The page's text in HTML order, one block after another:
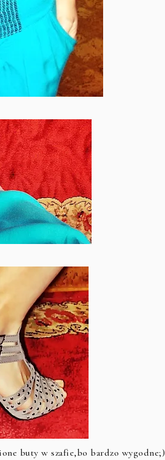
buty w szafie,bo bardzo wygodne;)